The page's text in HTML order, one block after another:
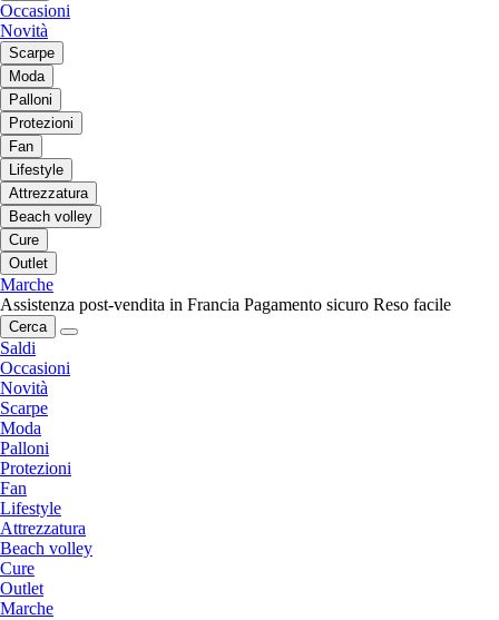
Occasioni
Novità
Scarpe
Moda
Palloni
Protezioni
Fan
Lifestyle
Attrezzatura
Beach volley
Cure
Outlet
Marche
Assistenza post-vendita in Francia Pagamento sicuro Reso facile
Cerca
Saldi
Occasioni
Novità
Scarpe
Moda
Palloni
Protezioni
Fan
Lifestyle
Attrezzatura
Beach volley
Cure
Outlet
Marche